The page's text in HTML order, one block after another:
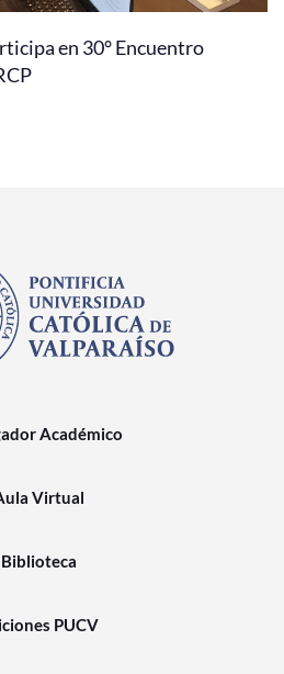
en 30° Encuentro
Académico
Virtual
Biblioteca
PUCV